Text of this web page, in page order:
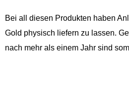
Bei all diesen Pro­duk­ten haben
Gold physisch liefern zu lassen.
nach mehr als einem Jahr sind